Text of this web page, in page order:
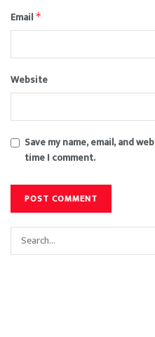
Email *
Website
Save my name, email, and
time I comment.